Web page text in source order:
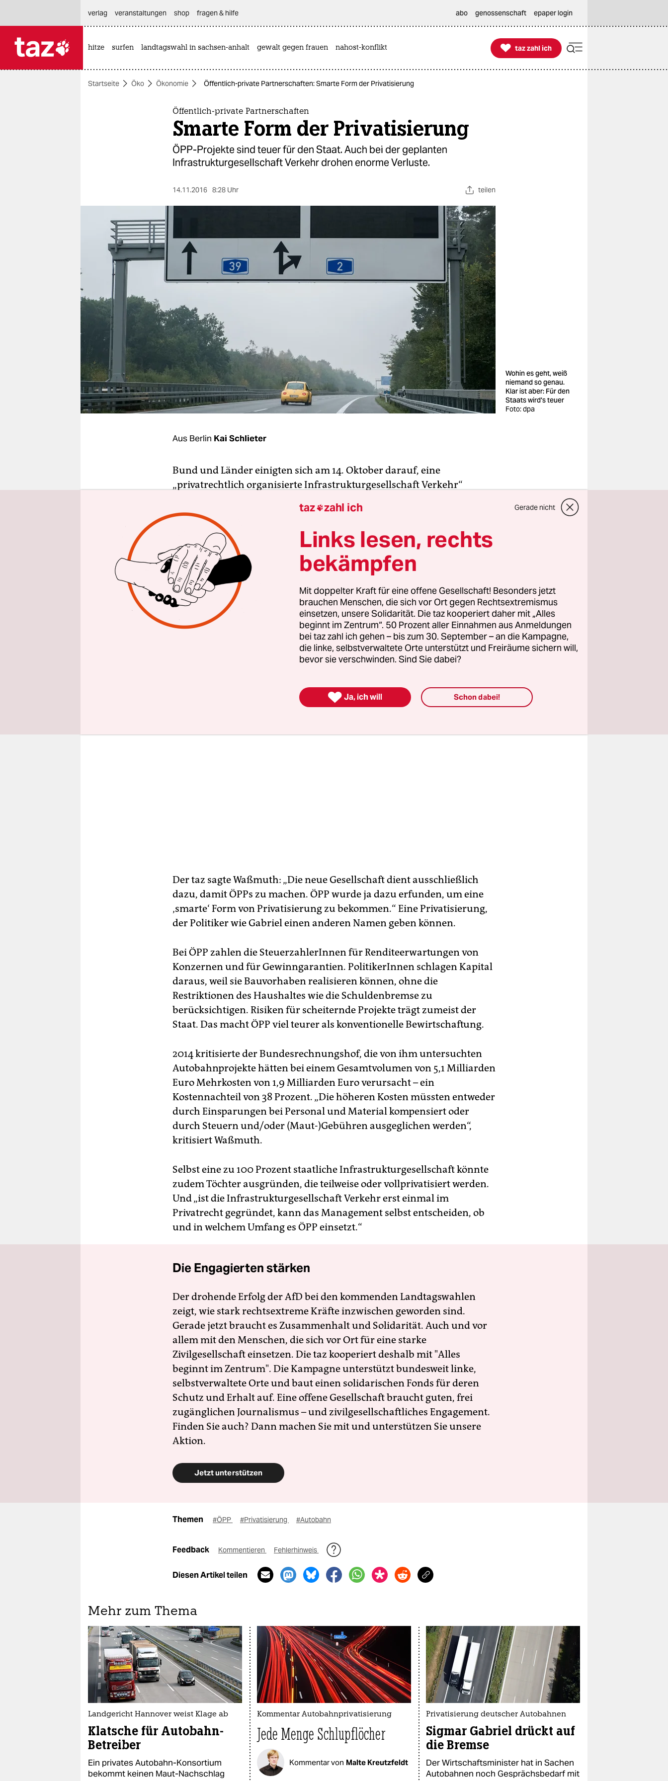
themen
berlin
nord
wahrheit
verlag
verlag
veranstaltungen
shop
fragen & hilfe
unterstützen
abo
verlag
veranstaltungen shop fragen & hilfe abo genossenschaft epaper login
hitze surfen landtagswahl in sachsen-anhalt gewalt gegen frauen nahost-konflikt 
taz zahl ich
taz zahl ich
Startseite Öko Ökonomie Öffentlich-private Partnerschaften: Smarte Form der Privatisierung
Öffentlich-private Partnerschaften
Smarte Form der Privatisierung
ÖPP-Projekte sind teuer für den Staat. Auch bei der geplanten
Infrastrukturgesellschaft Verkehr drohen enorme Verluste.
14.11.2016 8:28 Uhr teilen
Wohin es geht, weiß
niemand so genau.
Klar ist aber: Für den
Staats wird's teuer
Foto: dpa
Aus Berlin Kai Schlieter
Bund und Länder einigten sich am 14. Oktober darauf, eine
„privatrechtlich organisierte Infrastrukturgesellschaft Verkehr“
Gemeingut in BürgerInnenhand und einer der sachkundigsten
Kritiker von ÖPP-Vorhaben, informierte daraufhin die
Ministerpräsidenten in einem offenen Briefüber die Folgen des
Beschlusses.
Im Februar 2016 hatte er in einerStudie für Verdi und die Luxemburg-
Stiftung (pdf)die Kosten der Autobahnprivatisierung bis 2045 – eine
gängige Zeitspanne bei ÖPP – auf bis zu 300 Milliarden Euro taxiert.
Demnach verursachen die Investitionen Kosten von 162 Milliarden, für
die Substanzerhaltung müssen 114 Milliarden aufgebracht werden
und der Nachholbedarf für die jahrelang unterbliebene
Der taz sagte Waßmuth: „Die neue Gesellschaft dient ausschließlich
dazu, damit ÖPPs zu machen. ÖPP wurde ja dazu erfunden, um eine
‚smarte‘ Form von Privatisierung zu bekommen.“ Eine Privatisierung,
der Politiker wie Gabriel einen anderen Namen geben können.
Bei ÖPP zahlen die SteuerzahlerInnen für Renditeerwartungen von
Konzernen und für Gewinngarantien. PolitikerInnen schlagen Kapital
daraus, weil sie Bauvorhaben realisieren können, ohne die
Restriktionen des Haushaltes wie die Schuldenbremse zu
berücksichtigen. Risiken für scheiternde Projekte trägt zumeist der
Staat. Das macht ÖPP viel teurer als konventionelle Bewirtschaftung.
2014 kritisierte der Bundesrechnungshof, die von ihm untersuchten
Autobahnprojekte hätten bei einem Gesamtvolumen von 5,1 Milliarden
Euro Mehrkosten von 1,9 Milliarden Euro verursacht – ein
Kostennachteil von 38 Prozent. „Die höheren Kosten müssten entweder
durch Einsparungen bei Personal und Material kompensiert oder
durch Steuern und/oder (Maut-)Gebühren ausgeglichen werden“,
kritisiert Waßmuth.
Selbst eine zu 100 Prozent staatliche Infrastrukturgesellschaft könnte
zudem Töchter ausgründen, die teilweise oder vollprivatisiert werden.
Und „ist die Infrastrukturgesellschaft Verkehr erst einmal im
Privatrecht gegründet, kann das Management selbst entscheiden, ob
und in welchem Umfang es ÖPP einsetzt.“
Die Engagierten stärken
Der drohende Erfolg der AfD bei den kommenden Landtagswahlen
zeigt, wie stark rechtsextreme Kräfte inzwischen geworden sind.
Gerade jetzt braucht es Zusammenhalt und Solidarität. Auch und vor
allem mit den Menschen, die sich vor Ort für eine starke
Zivilgesellschaft einsetzen. Die taz kooperiert deshalb mit "Alles
beginnt im Zentrum". Die Kampagne unterstützt bundesweit linke,
selbstverwaltete Orte und baut einen solidarischen Fonds für deren
Schutz und Erhalt auf. Eine offene Gesellschaft braucht guten, frei
zugänglichen Journalismus – und zivilgesellschaftliches Engagement.
Finden Sie auch? Dann machen Sie mit und unterstützen Sie unsere
Aktion.
Jetzt unterstützen
Themen #ÖPP #Privatisierung #Autobahn
Feedback Kommentieren Fehlerhinweis
Diesen Artikel teilen
Mehr zum Thema
Landgericht Hannover weist Klage ab
Klatsche für Autobahn-
Betreiber
Ein privates Autobahn-Konsortium
bekommt keinen Maut-Nachschlag
Kommentar Autobahnprivatisierung
Jede Menge Schlupflöcher
Kommentar von Malte Kreutzfeldt
Privatisierung deutscher Autobahnen
Sigmar Gabriel drückt auf
die Bremse
Der Wirtschaftsminister hat in Sachen
Autobahnen noch Gesprächsbedarf mit
taz zahl ich Gerade nicht
Links lesen, rechts
bekämpfen
Mit doppelter Kraft für eine offene Gesellschaft! Besonders jetzt
brauchen Menschen, die sich vor Ort gegen Rechtsextremismus
einsetzen, unsere Solidarität. Die taz kooperiert daher mit „Alles
beginnt im Zentrum“. 50 Prozent aller Einnahmen aus Anmeldungen
bei taz zahl ich gehen – bis zum 30. September – an die Kampagne,
die linke, selbstverwaltete Orte unterstützt und Freiräume sichern will,
bevor sie verschwinden. Sind Sie dabei?
 Ja, ich will Schon dabei!